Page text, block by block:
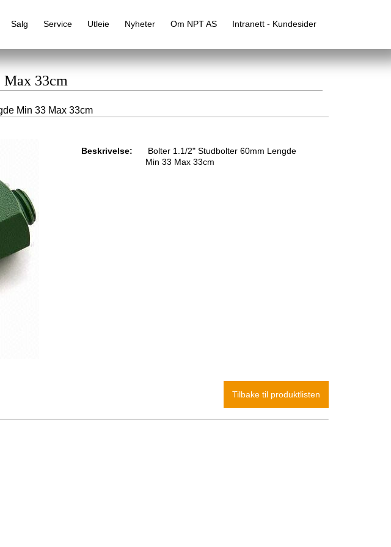
Salg Service Utleie Nyheter Om NPT AS Intranett - Kundesider
33cm
Min 33 Max 33cm
Beskrivelse:
Bolter 1.1/2" Studbolter 60mm Lengde
Min 33 Max 33cm